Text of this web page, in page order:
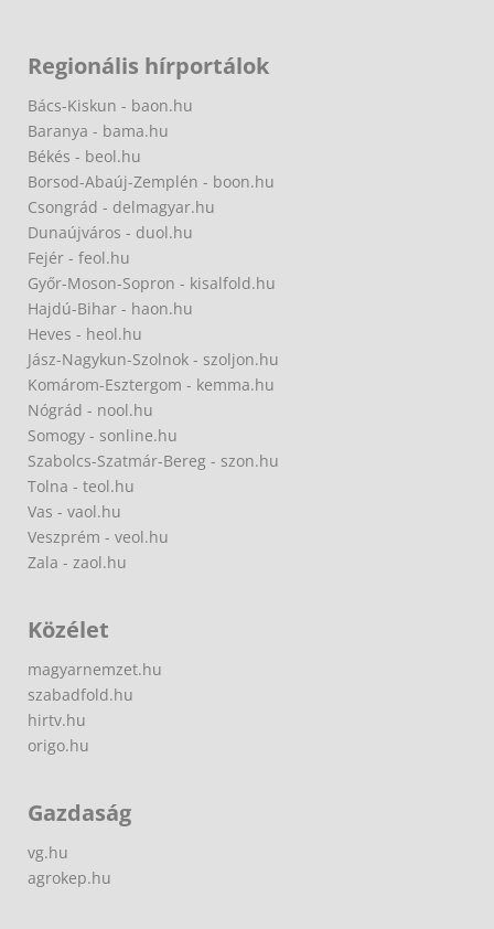
Regionális hírportálok
Bács-Kiskun - baon.hu
Baranya - bama.hu
Békés - beol.hu
Borsod-Abaúj-Zemplén - boon.hu
Csongrád - delmagyar.hu
Dunaújváros - duol.hu
Fejér - feol.hu
Győr-Moson-Sopron - kisalfold.hu
Hajdú-Bihar - haon.hu
Heves - heol.hu
Jász-Nagykun-Szolnok - szoljon.hu
Komárom-Esztergom - kemma.hu
Nógrád - nool.hu
Somogy - sonline.hu
Szabolcs-Szatmár-Bereg - szon.hu
Tolna - teol.hu
Vas - vaol.hu
Veszprém - veol.hu
Zala - zaol.hu
Közélet
magyarnemzet.hu
szabadfold.hu
hirtv.hu
origo.hu
Gazdaság
vg.hu
agrokep.hu